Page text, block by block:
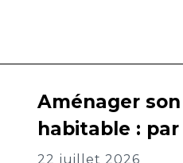
Aménager
habitable :
22 juillet 2026